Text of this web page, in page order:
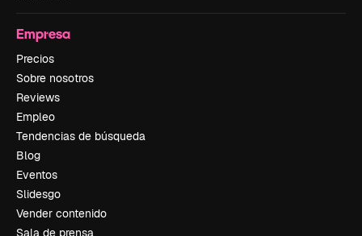
Empresa
Precios
Sobre nosotros
Reviews
Empleo
Tendencias de búsqueda
Blog
Eventos
Slidesgo
Vender contenido
Sala de prensa